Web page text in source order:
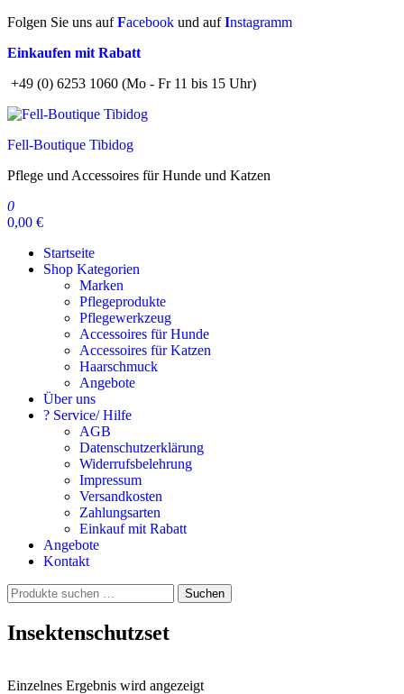
Zum
springen
Folgen Sie uns aufFacebook und aufInstagramm
Einkaufen mit Rabatt
+49 (0) 6253 1060 (Mo - Fr 11 bis 15 Uhr)
Fell-Boutique Tibidog
Pflege und Accessoires für Hunde und Katzen
0
0,00 €
Startseite
Shop Kategorien
Marken
Pflegeprodukte
Pflegewerkzeug
Accessoires für Hunde
Accessoires für Katzen
Haarschmuck
Angebote
Über uns
? Service/ Hilfe
AGB
Datenschutzerklärung
Widerrufsbelehrung
Impressum
Versandkosten
Zahlungsarten
Einkauf mit Rabatt
Angebote
Kontakt
Suchen
nach:
Suchen
Insektenschutzset
Einzelnes Ergebnis wird angezeigt